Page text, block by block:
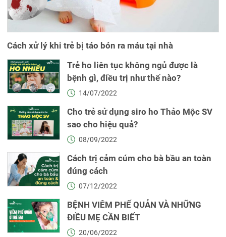
Cách xử lý khi trẻ bị táo bón ra máu tại nhà
Trẻ ho liên tục không ngủ được là
bệnh gì, điều trị như thế nào?
14/07/2022
Cho trẻ sử dụng siro ho Thảo Mộc SV
sao cho hiệu quả?
08/09/2022
Cách trị cảm cúm cho bà bầu an toàn
đúng cách
07/12/2022
BỆNH VIÊM PHẾ QUẢN VÀ NHỮNG
ĐIỀU MẸ CẦN BIẾT
20/06/2022